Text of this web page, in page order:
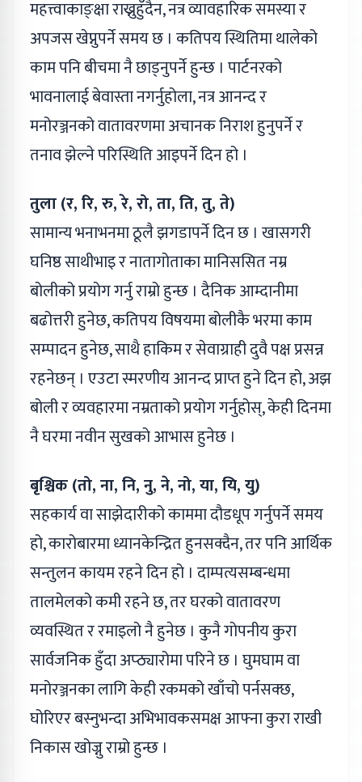
महत्त्वाकाङ्क्षा राख्नुहुँदैन, नत्र व्यावहारिक समस्या र
अपजस खेप्नुपर्ने समय छ । कतिपय स्थितिमा थालेको
काम पनि बीचमा नै छाड्नुपर्ने हुन्छ । पार्टनरको
भावनालाई बेवास्ता नगर्नुहोला, नत्र आनन्द र
मनोरञ्जनको वातावरणमा अचानक निराश हुनुपर्ने र
तनाव झेल्ने परिस्थिति आइपर्ने दिन हो ।
तुला (र, रि, रु, रे, रो, ता, ति, तु, ते)
सामान्य भनाभनमा ठूलै झगडापर्ने दिन छ । खासगरी
घनिष्ठ साथीभाइ र नातागोताका मानिससित नम्र
बोलीको प्रयोग गर्नु राम्रो हुन्छ । दैनिक आम्दानीमा
बढोत्तरी हुनेछ, कतिपय विषयमा बोलीकै भरमा काम
सम्पादन हुनेछ, साथै हाकिम र सेवाग्राही दुवै पक्ष प्रसन्न
रहनेछन् । एउटा स्मरणीय आनन्द प्राप्त हुने दिन हो, अझ
बोली र व्यवहारमा नम्रताको प्रयोग गर्नुहोस्, केही दिनमा
नै घरमा नवीन सुखको आभास हुनेछ ।
बृश्चिक (तो, ना, नि, नु, ने, नो, या, यि, यु)
सहकार्य वा साझेदारीको काममा दौडधूप गर्नुपर्ने समय
हो, कारोबारमा ध्यानकेन्द्रित हुनसक्दैन, तर पनि आर्थिक
सन्तुलन कायम रहने दिन हो । दाम्पत्यसम्बन्धमा
तालमेलको कमी रहने छ, तर घरको वातावरण
व्यवस्थित र रमाइलो नै हुनेछ । कुनै गोपनीय कुरा
सार्वजनिक हुँदा अप्ठ्यारोमा परिने छ । घुमघाम वा
मनोरञ्जनका लागि केही रकमको खाँचो पर्नसक्छ,
घोरिएर बस्नुभन्दा अभिभावकसमक्ष आफ्ना कुरा राखी
निकास खोज्नु राम्रो हुन्छ ।